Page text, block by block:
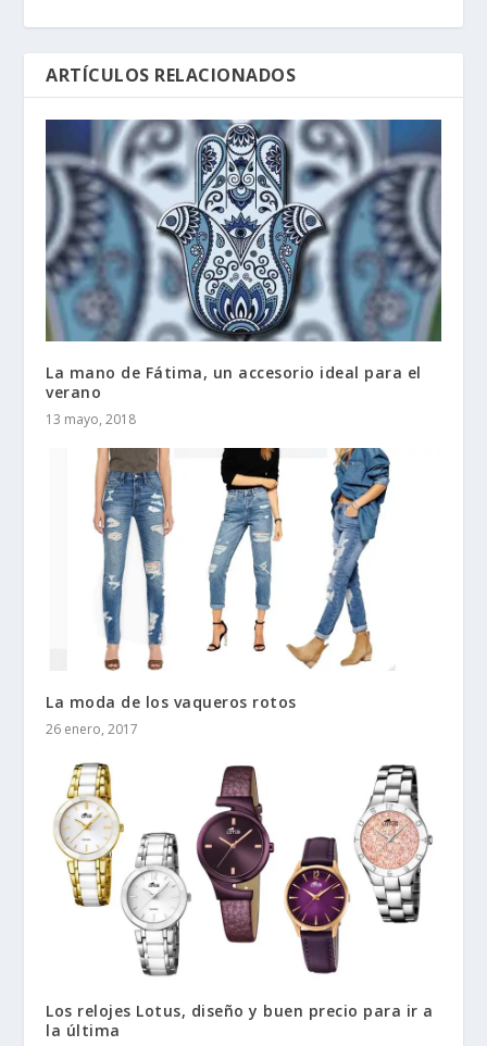
ARTÍCULOS RELACIONADOS
La mano de Fátima, un accesorio ideal para el
verano
13 mayo, 2018
La moda de los vaqueros rotos
26 enero, 2017
Los relojes Lotus, diseño y buen precio para ir a
la última